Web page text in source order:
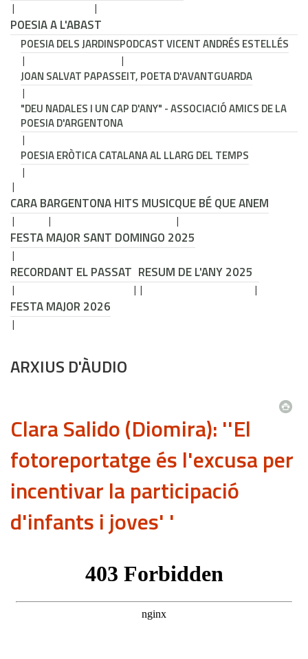
POESIA A L'ABAST
POESIA DELS JARDINSPODCAST VICENT ANDRÉS ESTELLÉS
JOAN SALVAT PAPASSEIT, POETA D'AVANTGUARDA
"DEU NADALES I UN CAP D'ANY" - ASSOCIACIÓ AMICS DE LA
POESIA D'ARGENTONA
POESIA ERÒTICA CATALANA AL LLARG DEL TEMPS
CARA BARGENTONA HITS MUSICQUE BÉ QUE ANEM
FESTA MAJOR SANT DOMINGO 2025
RECORDANT EL PASSAT RESUM DE L'ANY 2025
FESTA MAJOR 2026
ARXIUS D'ÀUDIO
Clara Salido (Diomira): ''El
fotoreportatge és l'excusa per
incentivar la participació
d'infants i joves' '